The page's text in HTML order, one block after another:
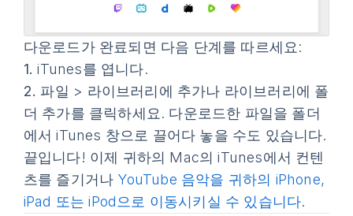
다운로드가 완료되면 다음 단계를 따르세요:
1. iTunes를 엽니다.
2. 파일 > 라이브러리에 추가나 라이브러리에 폴
더 추가를 클릭하세요. 다운로드한 파일을 폴더
에서 iTunes 창으로 끌어다 놓을 수도 있습니다.
끝입니다! 이제 귀하의 Mac의 iTunes에서 컨텐
츠를 즐기거나 YouTube 음악을 귀하의 iPhone,
iPad 또는 iPod으로 이동시키실 수 있습니다.